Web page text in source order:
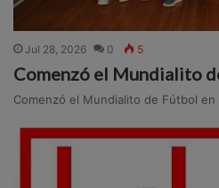
Jul 28, 2026 0 5
Comenzó el Mundialito
Comenzó el Mundialito de Fútbol en